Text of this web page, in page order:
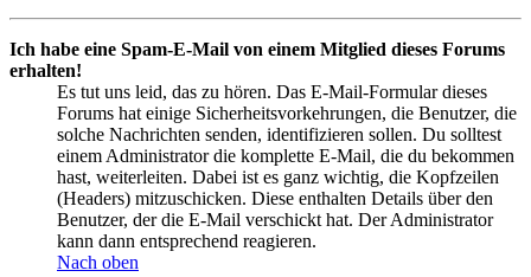
Ich habe eine Spam-E-Mail von einem Mitglied dieses Forums
erhalten!
Es tut uns leid, das zu hören. Das E-Mail-Formular dieses
Forums hat einige Sicherheitsvorkehrungen, die Benutzer, die
solche Nachrichten senden, identifizieren sollen. Du solltest
einem Administrator die komplette E-Mail, die du bekommen
hast, weiterleiten. Dabei ist es ganz wichtig, die Kopfzeilen
(Headers) mitzuschicken. Diese enthalten Details über den
Benutzer, der die E-Mail verschickt hat. Der Administrator
kann dann entsprechend reagieren.
Nach oben